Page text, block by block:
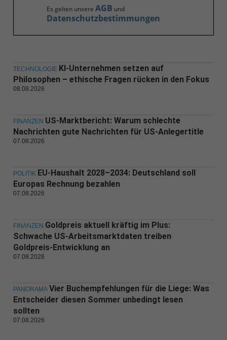
Es gelten unsere AGB und
Datenschutzbestimmungen
TECHNOLOGIE KI-Unternehmen setzen auf
Philosophen – ethische Fragen rücken in den Fokus
08.08.2026
FINANZEN US-Marktbericht: Warum schlechte
Nachrichten gute Nachrichten für US-Anlegertitle
07.08.2026
POLITIK EU-Haushalt 2028–2034: Deutschland soll
Europas Rechnung bezahlen
07.08.2026
FINANZEN Goldpreis aktuell kräftig im Plus:
Schwache US-Arbeitsmarktdaten treiben
Goldpreis-Entwicklung an
07.08.2026
PANORAMA Vier Buchempfehlungen für die Liege: Was
Entscheider diesen Sommer unbedingt lesen
sollten
07.08.2026